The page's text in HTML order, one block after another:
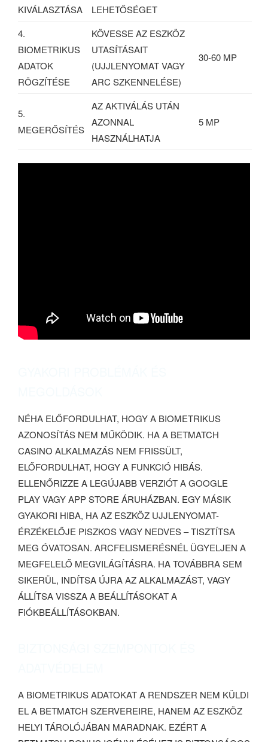
KIVÁLASZTÁSA
LEHETŐSÉGET
4.
BIOMETRIKUS
ADATOK
RÖGZÍTÉSE
KÖVESSE AZ ESZKÖZ
UTASÍTÁSAIT
(UJJLENYOMAT VAGY
ARC SZKENNELÉSE)
30-60 MP
5.
MEGERŐSÍTÉS
AZ AKTIVÁLÁS UTÁN
AZONNAL
HASZNÁLHATJA
5 MP
NÉHA ELŐFORDULHAT, HOGY A BIOMETRIKUS
AZONOSÍTÁS NEM MŰKÖDIK. HA A BETMATCH
CASINO ALKALMAZÁS NEM FRISSÜLT,
ELŐFORDULHAT, HOGY A FUNKCIÓ HIBÁS.
ELLENŐRIZZE A LEGÚJABB VERZIÓT A GOOGLE
PLAY VAGY APP STORE ÁRUHÁZBAN. EGY MÁSIK
GYAKORI HIBA, HA AZ ESZKÖZ UJJLENYOMAT-
ÉRZÉKELŐJE PISZKOS VAGY NEDVES – TISZTÍTSA
MEG ÓVATOSAN. ARCFELISMERÉSNÉL ÜGYELJEN A
MEGFELELŐ MEGVILÁGÍTÁSRA. HA TOVÁBBRA SEM
SIKERÜL, INDÍTSA ÚJRA AZ ALKALMAZÁST, VAGY
ÁLLÍTSA VISSZA A BEÁLLÍTÁSOKAT A
FIÓKBEÁLLÍTÁSOKBAN.
A BIOMETRIKUS ADATOKAT A RENDSZER NEM KÜLDI
EL A BETMATCH SZERVEREIRE, HANEM AZ ESZKÖZ
HELYI TÁROLÓJÁBAN MARADNAK. EZÉRT A